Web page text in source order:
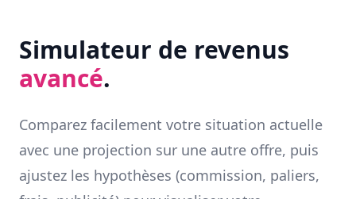
Simulateur de revenus
avancé.
Comparez facilement votre situation actuelle
avec une projection sur une autre offre, puis
ajustez les hypothèses (commission, paliers,